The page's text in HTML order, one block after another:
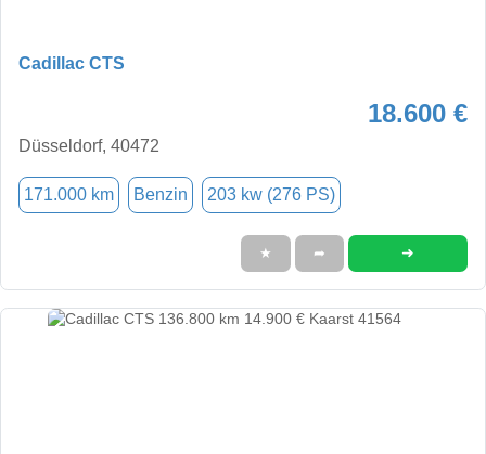
Cadillac CTS
18.600 €
Düsseldorf, 40472
171.000 km Benzin 203 kw (276 PS)
★ ➦ ➜